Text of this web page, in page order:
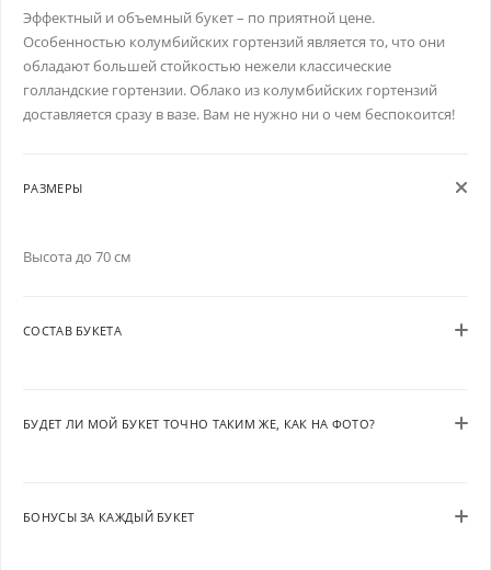
Эффектный и объемный букет – по приятной цене.
Особенностью колумбийских гортензий является то, что они
обладают большей стойкостью нежели классические
голландские гортензии. Облако из колумбийских гортензий
доставляется сразу в вазе. Вам не нужно ни о чем беспокоится!
РАЗМЕРЫ
Высота до 70 см
СОСТАВ БУКЕТА
БУДЕТ ЛИ МОЙ БУКЕТ ТОЧНО ТАКИМ ЖЕ, КАК НА ФОТО?
БОНУСЫ ЗА КАЖДЫЙ БУКЕТ